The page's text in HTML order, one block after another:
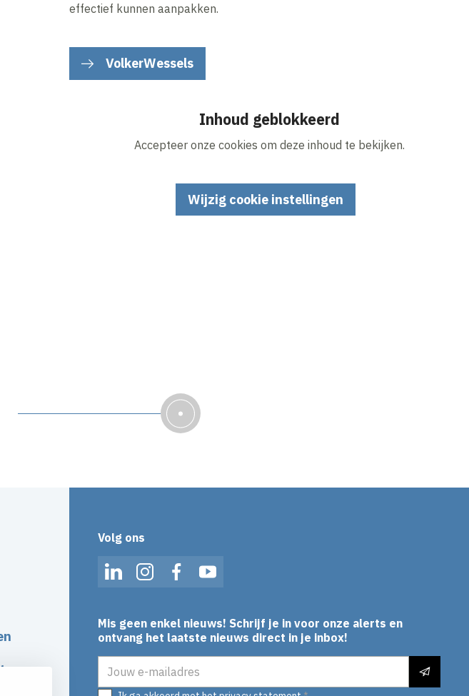
effectief kunnen aanpakken.
VolkerWessels
Inhoud geblokkeerd
Accepteer onze cookies om deze inhoud te bekijken.
Wijzig cookie instellingen
Volg ons
LinkedInInstagramFacebookYouTube
Mis geen enkel nieuws! Schrijf je in voor onze alerts en
ontvang het laatste nieuws direct in je inbox!